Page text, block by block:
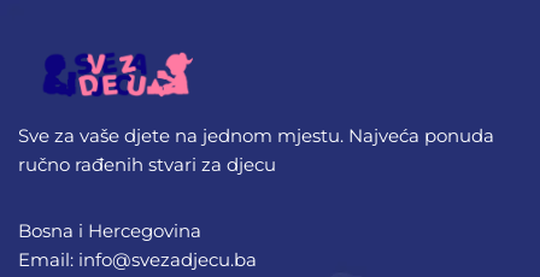
Sve za vaše djete na jednom mjestu. Najveća ponuda
ručno rađenih stvari za djecu
Bosna i Hercegovina
Email: info@svezadjecu.ba